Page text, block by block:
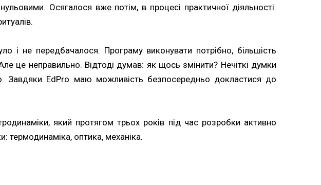
Осягалося вже потім, в процесі практичної діяльності.
не передбачалося. Програму виконувати потрібно, більшість
це неправильно. Відтоді думав: як щось змінити? Нечіткі думки
Завдяки EdPro маю можливість безпосередньо докластися до
який протягом трьох років під час розробки активно
термодинаміка, оптика, механіка.